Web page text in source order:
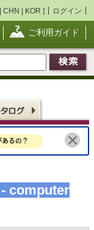
| CHN | KOR ] ログイン
ご利用ガイド
computer